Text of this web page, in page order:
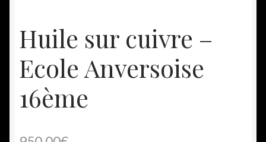
Huile sur cuivre –
Ecole Anversoise
16ème